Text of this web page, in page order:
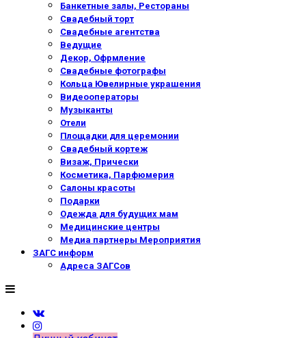
Банкетные залы, Рестораны
Свадебный торт
Свадебные агентства
Ведущие
Декор, Офрмление
Свадебные фотографы
Кольца Ювелирные украшения
Видеооператоры
Музыканты
Отели
Площадки для церемонии
Свадебный кортеж
Визаж, Прически
Косметика, Парфюмерия
Салоны красоты
Подарки
Одежда для будущих мам
Медицинские центры
Медиа партнеры Мероприятия
ЗАГС информ
Адреса ЗАГСов